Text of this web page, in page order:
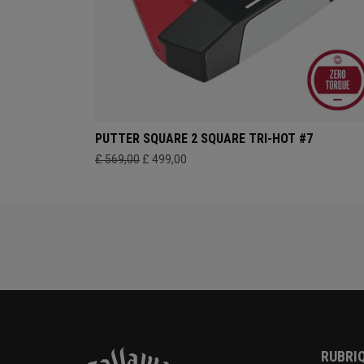
PUTTER SQUARE 2 SQUARE TRI-HOT #7
£ 569,00 £ 499,00